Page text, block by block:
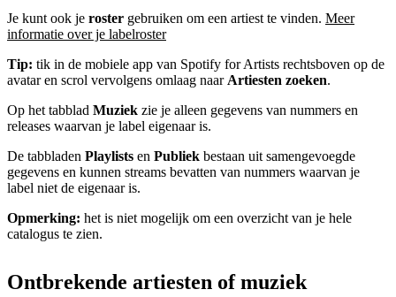
Je kunt ook je roster gebruiken om een artiest te vinden. Meer
informatie over je labelroster
Tip: tik in de mobiele app van Spotify for Artists rechtsboven op de
avatar en scrol vervolgens omlaag naar Artiesten zoeken.
Op het tabblad Muziek zie je alleen gegevens van nummers en
releases waarvan je label eigenaar is.
De tabbladen Playlists en Publiek bestaan uit samengevoegde
gegevens en kunnen streams bevatten van nummers waarvan je
label niet de eigenaar is.
Opmerking: het is niet mogelijk om een overzicht van je hele
catalogus te zien.
Ontbrekende artiesten of muziek